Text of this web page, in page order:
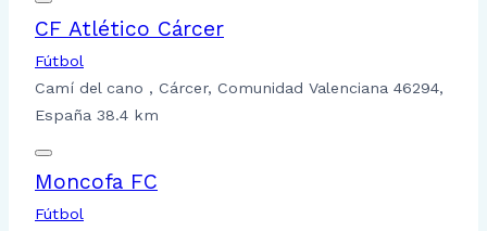
CF Atlético Cárcer
Fútbol
Camí del cano , Cárcer, Comunidad Valenciana 46294,
España 38.4 km
Moncofa FC
Fútbol